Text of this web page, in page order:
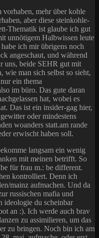
vorhaben, mehr über kohle
aber diese steinkohle-
Thematik ist glaube ich gut
unnötigem Halbwissen leute
ich mir übrigens noch
angeschaut, und während
uns, beide SEHR gut mit
wie man sich selbst so sieht,
ein thema
im büro. Das gute daran
hat, wobei es
Das ist ein insider-gag hier,
oder mindestens
woanders statt.am rande
erwischt haben soll.
langsam ein wenig
mit meinen betrifft. So
für frau m.: be different.
kontrolliert. Denn ich
mainz aufmachen. Und da
russischen mafia und
ideologie du scheinbar
an :). Ich werde auch brav
zu assimilieren, um das
zu bringen. Noch bin ich am